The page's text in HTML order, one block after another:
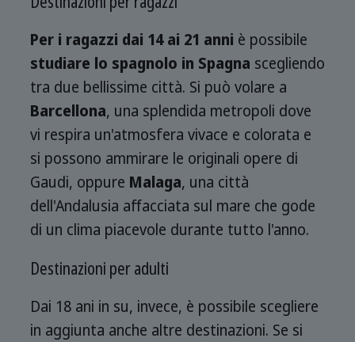
Per i ragazzi dai 14 ai 21 anni è possibile
studiare lo spagnolo in Spagna scegliendo
tra due bellissime città. Si può volare a
Barcellona, una splendida metropoli dove
vi respira un'atmosfera vivace e colorata e
si possono ammirare le originali opere di
Gaudi, oppure Malaga, una città
dell'Andalusia affacciata sul mare che gode
di un clima piacevole durante tutto l'anno.
Destinazioni per adulti
Dai 18 ani in su, invece, è possibile scegliere
in aggiunta anche altre destinazioni. Se si